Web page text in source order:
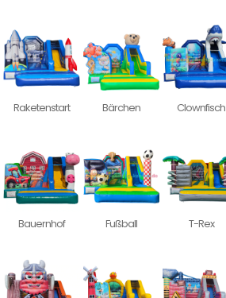
Raketenstart Bärchen Clownfisch
Bauernhof Fußball T-Rex